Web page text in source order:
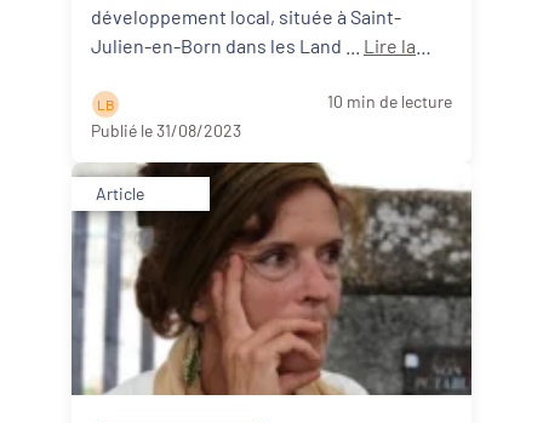
développement local, située à Saint-
Lire la
L B
10 min de lecture
Publié le 31/08/2023
Article